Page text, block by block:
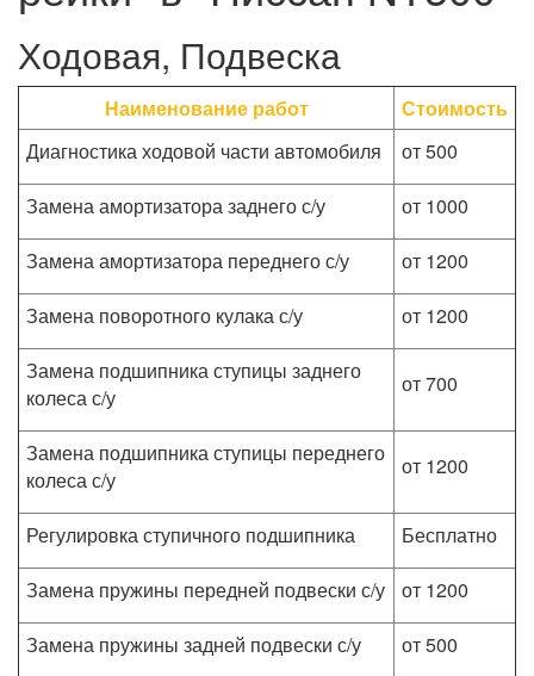
Ходовая, Подвеска
Наименование работ
Стоимость
Диагностика ходовой части автомобиля
от 500
Замена амортизатора заднего с/у
от 1000
Замена амортизатора переднего с/у
от 1200
Замена поворотного кулака с/у
от 1200
Замена подшипника ступицы заднего
колеса с/у
от 700
Замена подшипника ступицы переднего
колеса с/у
от 1200
Регулировка ступичного подшипника
Бесплатно
Замена пружины передней подвески с/у
от 1200
Замена пружины задней подвески с/у
от 500